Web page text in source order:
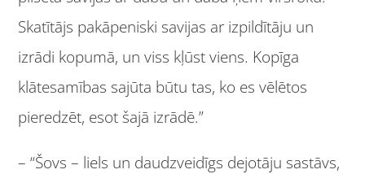
Skatītājs pakāpeniski savijas ar izpildītāju un
izrādi kopumā, un viss kļūst viens. Kopīga
klātesamības sajūta būtu tas, ko es vēlētos
pieredzēt, esot šajā izrādē.”
– “Šovs – liels un daudzveidīgs dejotāju sastāvs,